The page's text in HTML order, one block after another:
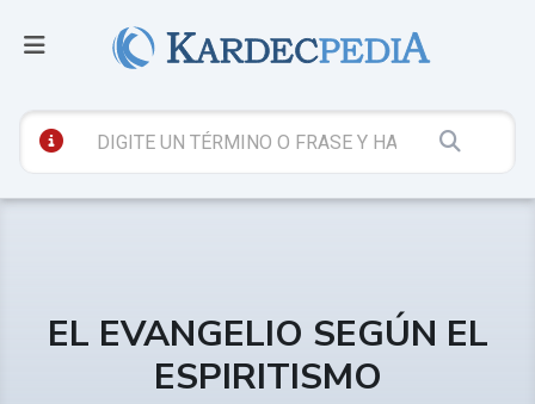
EL EVANGELIO SEGÚN EL
ESPIRITISMO